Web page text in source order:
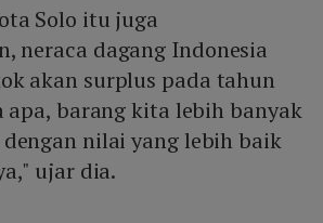
Solo itu juga
neraca dagang Indonesia
akan surplus pada tahun
apa, barang kita lebih banyak
dengan nilai yang lebih baik
ujar dia.